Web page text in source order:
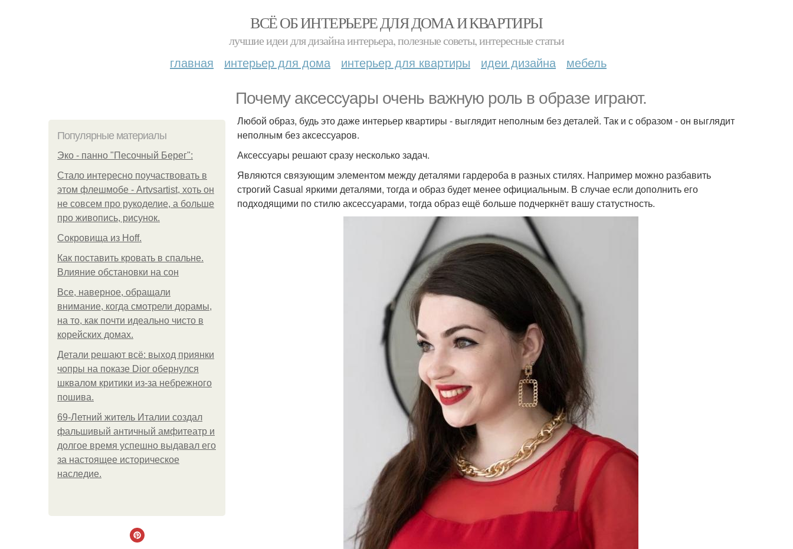
ВСЁ ОБ ИНТЕРЬЕРЕ ДЛЯ ДОМА И КВАРТИРЫ
лучшие идеи для дизайна интерьера, полезные советы, интересные статьи
главная интерьер для дома интерьер для квартиры идеи дизайна мебель
Почему аксессуары очень важную роль в образе играют.
Популярные материалы
Эко - панно "Песочный Берег":
Стало интересно поучаствовать в
этом флешмобе - Artvsartist, хоть он
не совсем про рукоделие, а больше
про живопись, рисунок.
Сокровища из Hoff.
Как поставить кровать в спальне.
Влияние обстановки на сон
Все, наверное, обращали
внимание, когда смотрели дорамы,
на то, как почти идеально чисто в
корейских домах.
Детали решают всё: выход приянки
чопры на показе Dior обернулся
шквалом критики из-за небрежного
пошива.
69-Летний житель Италии создал
фальшивый античный амфитеатр и
долгое время успешно выдавал его
за настоящее историческое
наследие.
Любой образ, будь это даже интерьер квартиры - выглядит неполным без деталей. Так и с образом - он выглядит
неполным без аксессуаров.
Аксессуары решают сразу несколько задач.
Являются связующим элементом между деталями гардероба в разных стилях. Например можно разбавить
строгий Casual яркими деталями, тогда и образ будет менее официальным. В случае если дополнить его
подходящими по стилю аксессуарами, тогда образ ещё больше подчеркнёт вашу статустность.